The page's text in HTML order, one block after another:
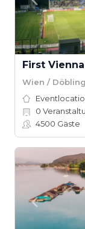
First
Wien / Döbling
0
4500 Gäste